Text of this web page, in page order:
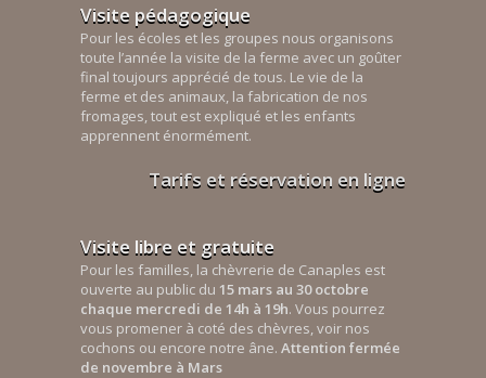
Visite pédagogique
Pour les écoles et les groupes nous organisons
toute l’année la visite de la ferme avec un goûter
final toujours apprécié de tous. Le vie de la
ferme et des animaux, la fabrication de nos
fromages, tout est expliqué et les enfants
apprennent énormément.
Tarifs et réservation en ligne
Visite libre et gratuite
Pour les familles, la chèvrerie de Canaples est
ouverte au public du 15 mars au 30 octobre
chaque mercredi de 14h à 19h. Vous pourrez
vous promener à coté des chèvres, voir nos
cochons ou encore notre âne. Attention fermée
de novembre à Mars